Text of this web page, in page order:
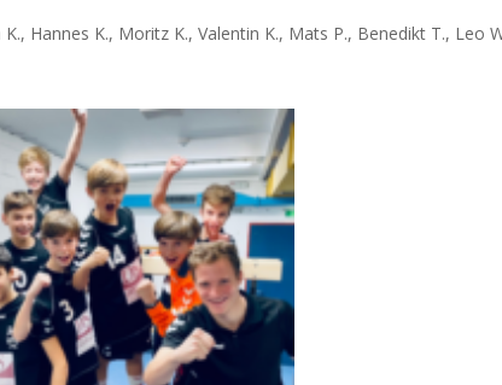
Hannes K., Moritz K., Valentin K., Mats P., Benedikt T., Leo